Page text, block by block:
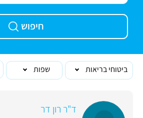
חיפוש
ביטוחי בריאות שפות
ד"ר רון דר